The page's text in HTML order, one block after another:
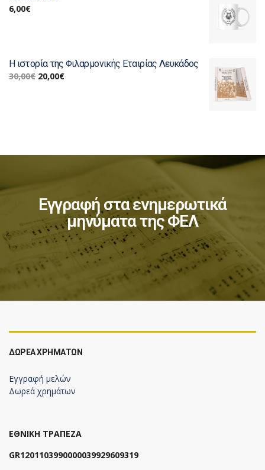
6,00€
Η ιστορία της Φιλαρμονικής Εταιρίας Λευκάδος
30,00€ 20,00€
Εγγραφή στα ενημερωτικά
μηνύματα της ΦΕΛ
ΔΩΡΕΆ ΧΡΗΜΆΤΩΝ
Εγγραφή μελών
Δωρεά χρημάτων
ΕΘΝΙΚΗ ΤΡΑΠΕΖΑ
GR1201103990000039929609319